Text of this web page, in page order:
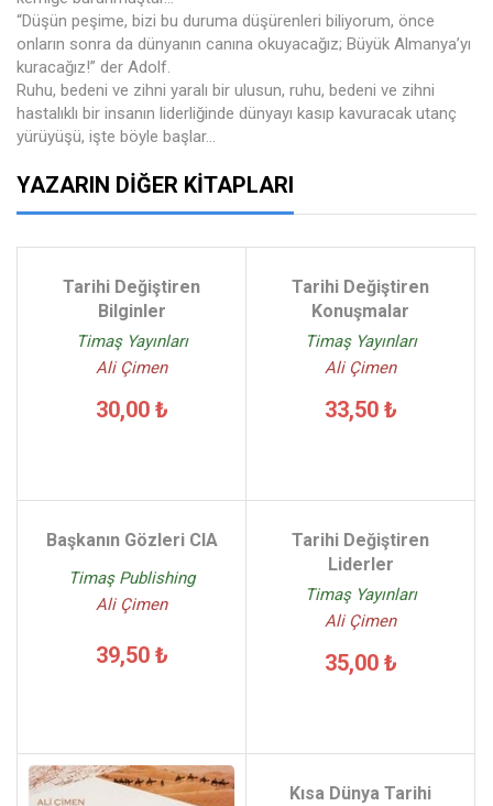
“Düşün peşime, bizi bu duruma düşürenleri biliyorum, önce
onların sonra da dünyanın canına okuyacağız; Büyük Almanya’yı
kuracağız!” der Adolf.
Ruhu, bedeni ve zihni yaralı bir ulusun, ruhu, bedeni ve zihni
hastalıklı bir insanın liderliğinde dünyayı kasıp kavuracak utanç
yürüyüşü, işte böyle başlar…
YAZARIN DIĞER KITAPLARI
Tarihi Değiştiren
Bilginler
Timaş Yayınları
Ali Çimen
30,00 ₺
Tarihi Değiştiren
Konuşmalar
Timaş Yayınları
Ali Çimen
33,50 ₺
Başkanın Gözleri CIA
Timaş Publishing
Ali Çimen
39,50 ₺
Tarihi Değiştiren
Liderler
Timaş Yayınları
Ali Çimen
35,00 ₺
Kısa Dünya Tarihi